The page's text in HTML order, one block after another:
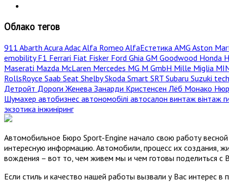
Облако тегов
911 Abarth Acura AdacAlfa Romeo AlfaЕстетика AMG Aston
emobilityF1 Ferrari Fiat Fisker Ford Ghia GM Goodwood Honda
Maserati Mazda McLaren Mercedes MG M GmbH Mille Miglia
RollsRoyce Saab Seat ShelbySkoda Smart SRT Subaru Suzuki
Детройт Дороги Женева Занарди Кристенсен Лёб Монако
Шумахер автобизнес автономобілі автосалон винтаж вінтаж
экзотика інжиніринг
Автомобильное Бюро Sport-Engine начало свою работу
интересную информацию. Автомобили, процесс их создания,
вождения – вот то, чем живем мы и чем готовы поделиться с
Если стиль и качество нашей работы вызвали у Вас интерес в